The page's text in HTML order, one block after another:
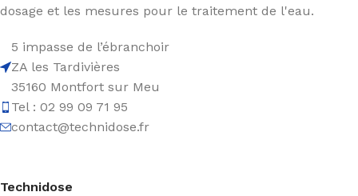
dosage et les mesures pour le traitement de l'eau.
5 impasse de l’ébranchoir
ZA les Tardivières
35160 Montfort sur Meu
Tel : 02 99 09 71 95
contact@technidose.fr
Technidose